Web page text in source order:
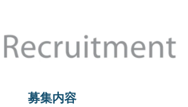
募集内容